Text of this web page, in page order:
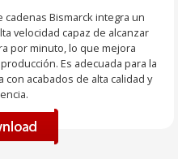
Bismarck integra un
velocidad capaz de alcanzar
por minuto, lo que mejora
Es adecuada para la
acabados de alta calidad y